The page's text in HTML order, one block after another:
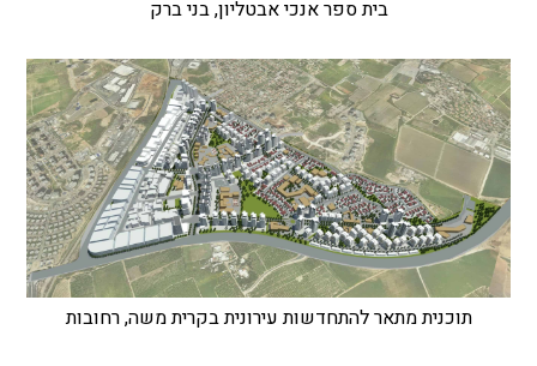
בית ספר אנכי אבטליון, בני ברק
תוכנית מתאר להתחדשות עירונית בקרית משה, רחובות